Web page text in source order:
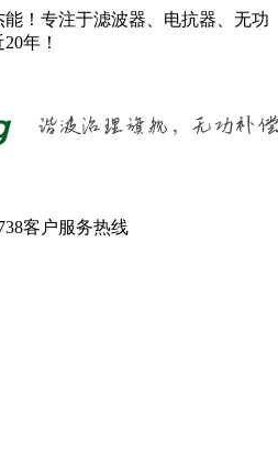
！专注于滤波器、电抗器、无功
年！
客户服务热线